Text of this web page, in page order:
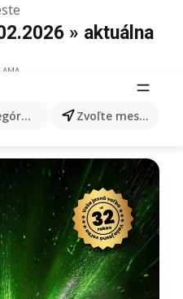
produkty... Zvoľte mesto
» aktuálna